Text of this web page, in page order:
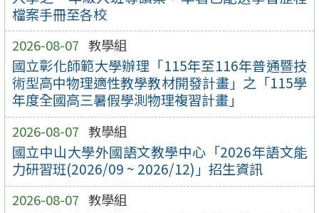
檔案手冊至各校
2026-08-07 教學組
國立彰化師範大學辦理「115年至116年普通暨技
術型高中物理適性教學教材開發計畫」之「115學
年度全國高三暑假學測物理複習計畫」
2026-08-07 教學組
國立中山大學外國語文教學中心「2026年語文能
力研習班(2026/09 ~ 2026/12)」招生資訊
2026-08-07 教學組